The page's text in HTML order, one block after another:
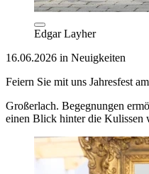
Edgar Layher
16.06.2026 in Neuigkeiten
Feiern Sie mit uns Jahresfest
Großerlach. Begegnungen
einen Blick hinter die